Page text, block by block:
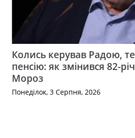
Колись керував Радою,
пенсію: як змінився 82-
Мороз
Понеділок, 3 Серпня, 2026